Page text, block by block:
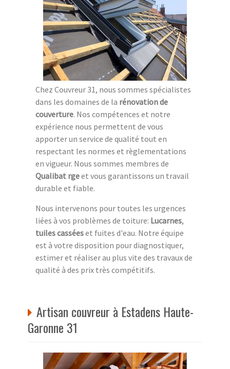
Chez Couvreur 31, nous sommes spécialistes
dans les domaines de la rénovation de
couverture. Nos compétences et notre
expérience nous permettent de vous
apporter un service de qualité tout en
respectant les normes et règlementations
en vigueur. Nous sommes membres de
Qualibat rgeet vous garantissons un travail
durable et fiable.
Nous intervenons pour toutes les urgences
liées à vos problèmes de toiture: Lucarnes,
tuiles casséeset fuites d'eau. Notre équipe
est à votre disposition pour diagnostiquer,
estimer et réaliser au plus vite des travaux de
qualité à des prix très compétitifs.
Artisan couvreur à Estadens Haute-
Garonne 31